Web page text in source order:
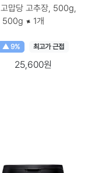
고맙당 고추장, 500g,
1개 500g × 1개
▲ 9% 최고가 근접
25,600원